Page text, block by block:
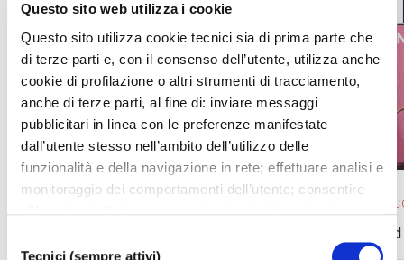
Questo sito web utilizza i cookie
Questo sito utilizza cookie tecnici sia di prima parte che
di terze parti e, con il consenso dell’utente, utilizza anche
cookie di profilazione o altri strumenti di tracciamento,
anche di terze parti, al fine di: inviare messaggi
pubblicitari in linea con le preferenze manifestate
dall’utente stesso nell’ambito dell’utilizzo delle
funzionalità e della navigazione in rete; effettuare analisi e
monitoraggio dei comportamenti dell’utente; consentire
TUTTI”, l’utente acconsente all’uso di tutti i cookie non
Tecnici (sempre attivi)
EVENTO IN
La La